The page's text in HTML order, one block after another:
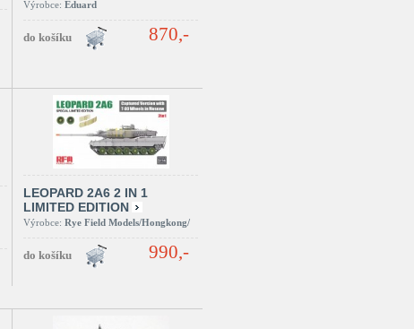
Výrobce: Eduard
870,-
LEOPARD 2A6 2 IN 1
LIMITED EDITION
Výrobce: Rye Field Models/Hongkong/
990,-